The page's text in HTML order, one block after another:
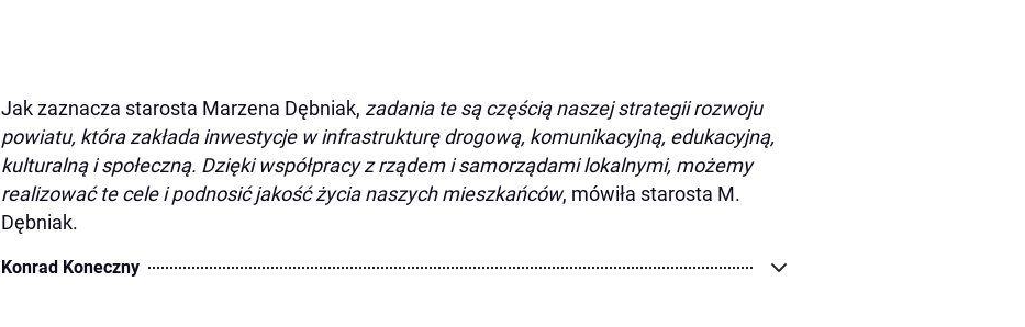
Jak zaznacza starosta Marzena Dębniak, zadania te są częścią naszej strategii rozwoju
powiatu, która zakłada inwestycje w infrastrukturę drogową, komunikacyjną, edukacyjną,
kulturalną i społeczną. Dzięki współpracy z rządem i samorządami lokalnymi, możemy
realizować te cele i podnosić jakość życia naszych mieszkańców, mówiła starosta M.
Dębniak.
Konrad Koneczny